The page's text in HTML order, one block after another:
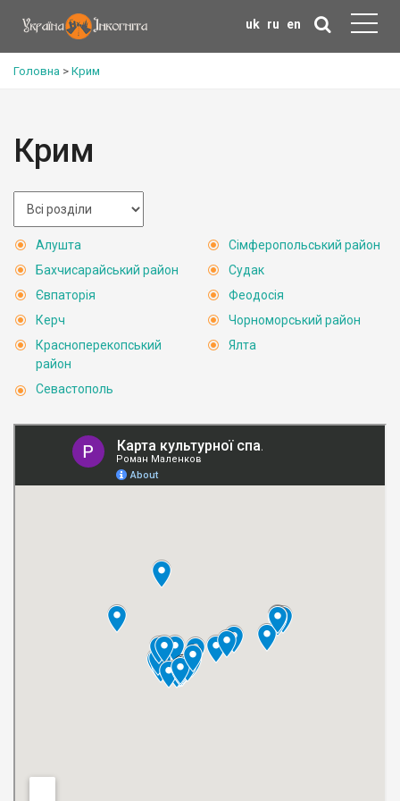
uk ru en
Головна > Крим
Крим
Алушта
Бахчисарайський район
Євпаторія
Керч
Красноперекопський
район
Севастополь
Сімферопольський район
Судак
Феодосія
Чорноморський район
Ялта